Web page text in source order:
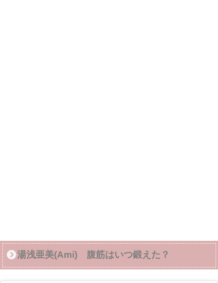
湯浅亜美(Ami) 腹筋はいつ鍛えた？